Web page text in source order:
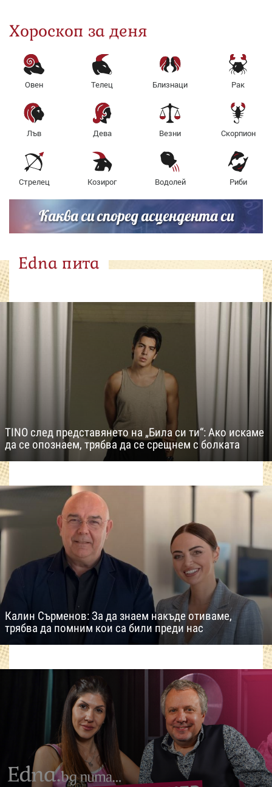
Хороскоп за деня
Овен Телец Близнаци Рак
Лъв Дева Везни Скорпион
Стрелец Козирог Водолей Риби
Каква си според асцендента си
Edna пита
TINO след представянето на „Била си ти“: Ако искаме
да се опознаем, трябва да се срещнем с болката
Калин Сърменов: За да знаем накъде отиваме,
трябва да помним кои са били преди нас